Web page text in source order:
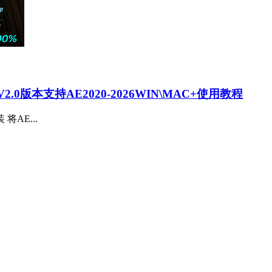
版本支持AE2020-2026WIN\MAC+使用教程
将AE...